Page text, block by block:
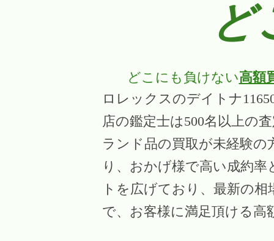
ど
どこにも負けない高額
ロレックスのデイトナ
店の鑑定士は500名以上の
ランド品の買取が未経験
り、おかげ様で高い成約
トを広げており、最新の
で、お客様に満足頂ける高